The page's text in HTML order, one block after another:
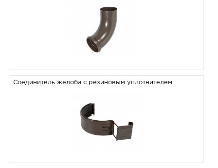
Соединитель желоба с резиновым уплотнителем